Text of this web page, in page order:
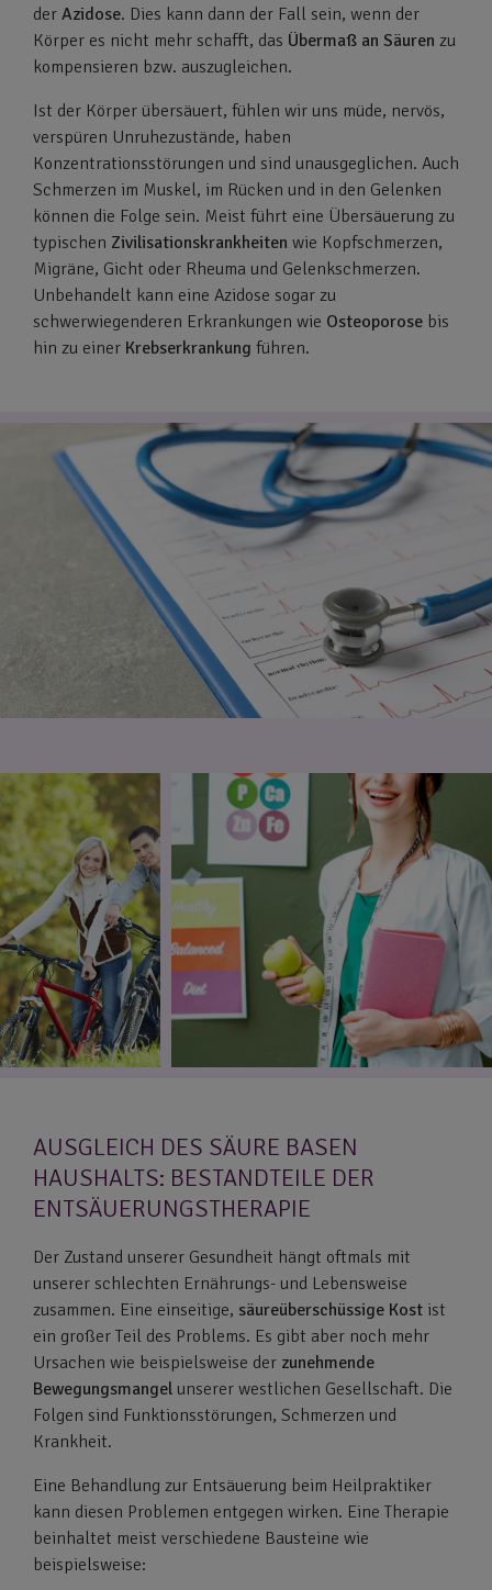
der Azidose. Dies kann dann der Fall sein, wenn der
Körper es nicht mehr schafft, das Übermaß an Säuren zu
kompensieren bzw. auszugleichen.
Ist der Körper übersäuert, fühlen wir uns müde, nervös,
verspüren Unruhezustände, haben
Konzentrationsstörungen und sind unausgeglichen. Auch
Schmerzen im Muskel, im Rücken und in den Gelenken
können die Folge sein. Meist führt eine Übersäuerung zu
typischen Zivilisationskrankheiten wie Kopfschmerzen,
Migräne, Gicht oder Rheuma und Gelenkschmerzen.
Unbehandelt kann eine Azidose sogar zu
schwerwiegenderen Erkrankungen wie Osteoporose bis
hin zu einer Krebserkrankung führen.
AUSGLEICH DES SÄURE BASEN
HAUSHALTS: BESTANDTEILE DER
ENTSÄUERUNGSTHERAPIE
Der Zustand unserer Gesundheit hängt oftmals mit
unserer schlechten Ernährungs- und Lebensweise
zusammen. Eine einseitige, säureüberschüssige Kost ist
ein großer Teil des Problems. Es gibt aber noch mehr
Ursachen wie beispielsweise der zunehmende
Bewegungsmangel unserer westlichen Gesellschaft. Die
Folgen sind Funktionsstörungen, Schmerzen und
Krankheit.
Eine Behandlung zur Entsäuerung beim Heilpraktiker
kann diesen Problemen entgegen wirken. Eine Therapie
beinhaltet meist verschiedene Bausteine wie
beispielsweise: